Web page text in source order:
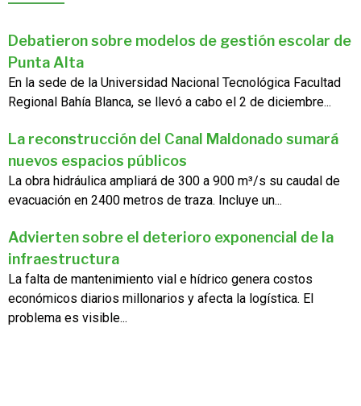
Debatieron sobre modelos de gestión escolar de
Punta Alta
En la sede de la Universidad Nacional Tecnológica Facultad
Regional Bahía Blanca, se llevó a cabo el 2 de diciembre...
La reconstrucción del Canal Maldonado sumará
nuevos espacios públicos
La obra hidráulica ampliará de 300 a 900 m³/s su caudal de
evacuación en 2400 metros de traza. Incluye un...
Advierten sobre el deterioro exponencial de la
infraestructura
La falta de mantenimiento vial e hídrico genera costos
económicos diarios millonarios y afecta la logística. El
problema es visible...